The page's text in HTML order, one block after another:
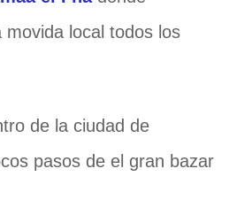
local todos los
de la ciudad de
pasos de el gran bazar